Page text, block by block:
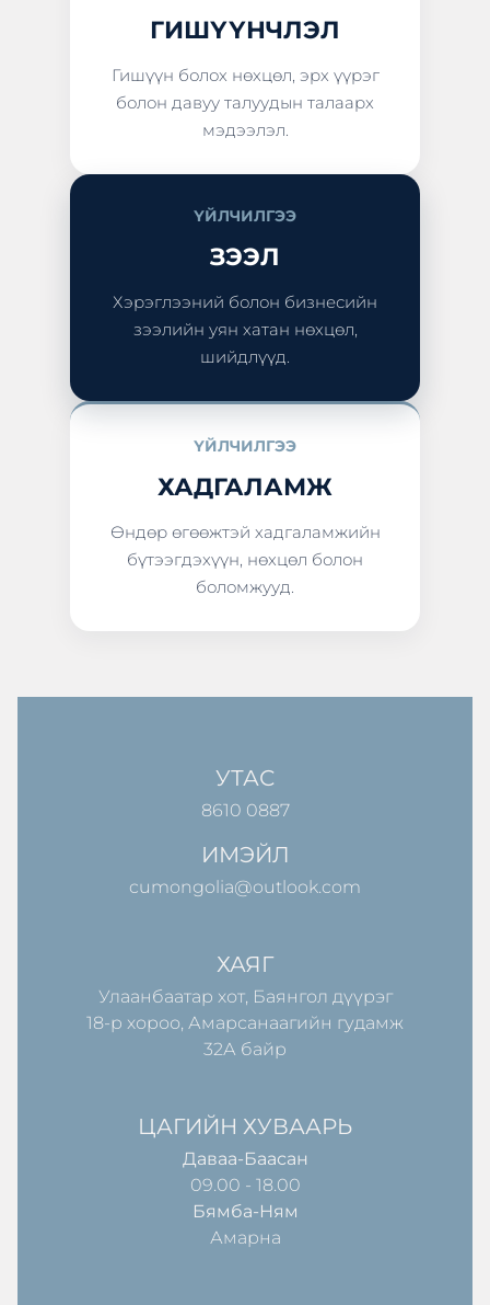
ГИШҮҮНЧЛЭЛ
Гишүүн болох нөхцөл, эрх үүрэг
болон давуу талуудын талаарх
мэдээлэл.
ҮЙЛЧИЛГЭЭ
ЗЭЭЛ
Хэрэглээний болон бизнесийн
зээлийн уян хатан нөхцөл,
шийдлүүд.
ҮЙЛЧИЛГЭЭ
ХАДГАЛАМЖ
Өндөр өгөөжтэй хадгаламжийн
бүтээгдэхүүн, нөхцөл болон
боломжууд.
УТАС
8610 0887
ИМЭЙЛ
cumongolia@outlook.com
ХАЯГ
Улаанбаатар хот, Баянгол дүүрэг
18-р хороо, Амарсанаагийн гудамж
32А байр
ЦАГИЙН ХУВААРЬ
Даваа-Баасан
09.00 - 18.00
Бямба-Ням
Амарна